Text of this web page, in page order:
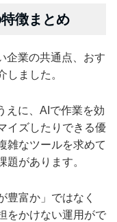
徴まとめ
企業の共通点、おす
しました。
えに、AIで作業を効
イズしたりできる優
雑なツールを求めて
題があります。
豊富か」ではなく
をかけない運用がで